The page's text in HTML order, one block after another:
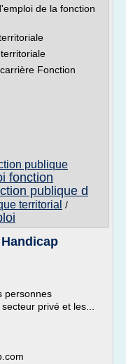
de la fonction
Fonction
publique
fonction
publique d
territorial /
personnes
privé et les...